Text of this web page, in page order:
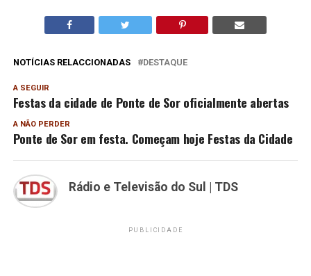
NOTÍCIAS RELACCIONADAS DESTAQUE
A SEGUIR
Festas da cidade de Ponte de Sor oficialmente abertas
A NÃO PERDER
Ponte de Sor em festa. Começam hoje Festas da Cidade
Rádio e Televisão do Sul | TDS
PUBLICIDADE